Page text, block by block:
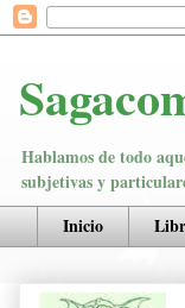
Hablamos de todo
subjetivas y
Inicio